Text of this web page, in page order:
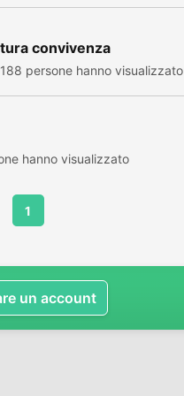
convivenza
persone hanno visualizzato
hanno visualizzato
1
un account